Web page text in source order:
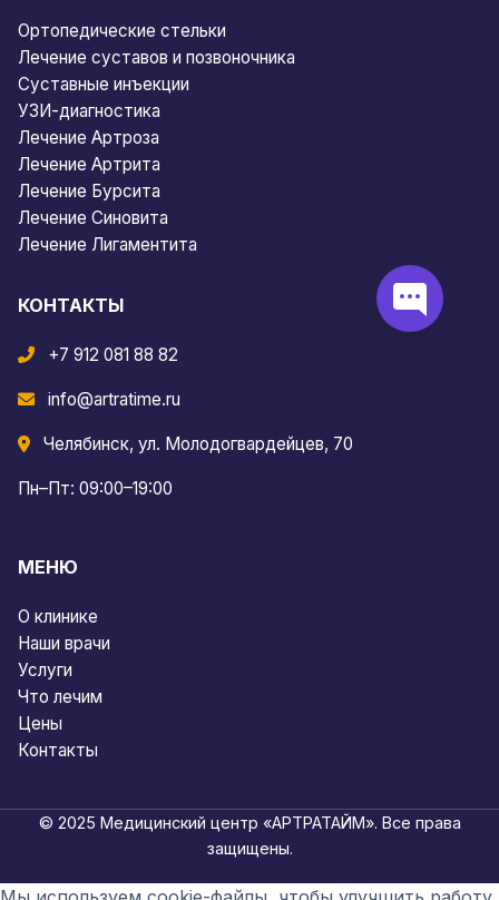
Ортопедические стельки
Лечение суставов и позвоночника
Суставные инъекции
УЗИ-диагностика
Лечение Артроза
Лечение Артрита
Лечение Бурсита
Лечение Синовита
Лечение Лигаментита
КОНТАКТЫ
+7 912 081 88 82
info@artratime.ru
Челябинск, ул. Молодогвардейцев, 70
Пн–Пт: 09:00–19:00
МЕНЮ
О клинике
Наши врачи
Услуги
Что лечим
Цены
Контакты
© 2025 Медицинский центр «АРТРАТАЙМ». Все права
защищены.